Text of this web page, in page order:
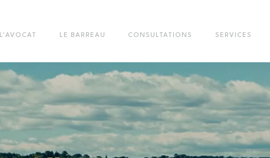
L'AVOCAT LE BARREAU CONSULTATIONS SERVICES